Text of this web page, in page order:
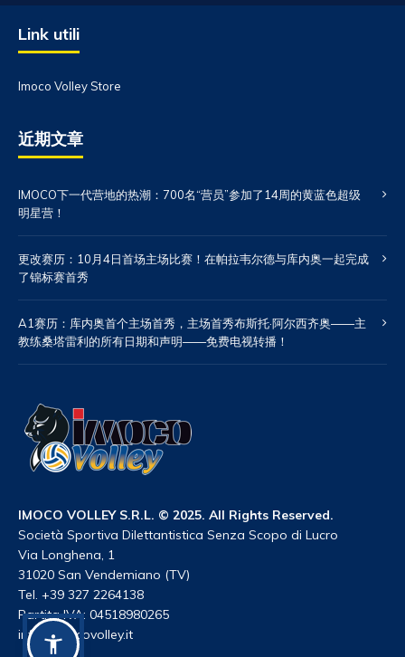
Link utili
Imoco Volley Store
近期文章
IMOCO下一代营地的热潮：700名“营员”参加了14周的黄蓝色超级
明星营！
更改赛历：10月4日首场主场比赛！在帕拉韦尔德与库内奥一起完成
了锦标赛首秀
A1赛历：库内奥首个主场首秀，主场首秀布斯托·阿尔西齐奥——主
教练桑塔雷利的所有日期和声明——免费电视转播！
IMOCO VOLLEY S.R.L. © 2025. All Rights Reserved.
Società Sportiva Dilettantistica Senza Scopo di Lucro
Via Longhena, 1
31020 San Vendemiano (TV)
Tel. +39 327 2264138
Partita IVA: 04518980265
info@imocovolley.it